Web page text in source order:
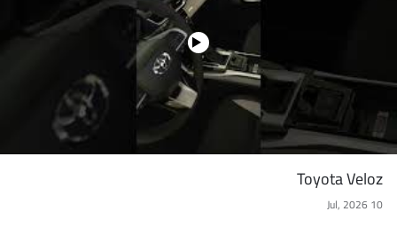
Toyota Veloz
10 Jul, 2026